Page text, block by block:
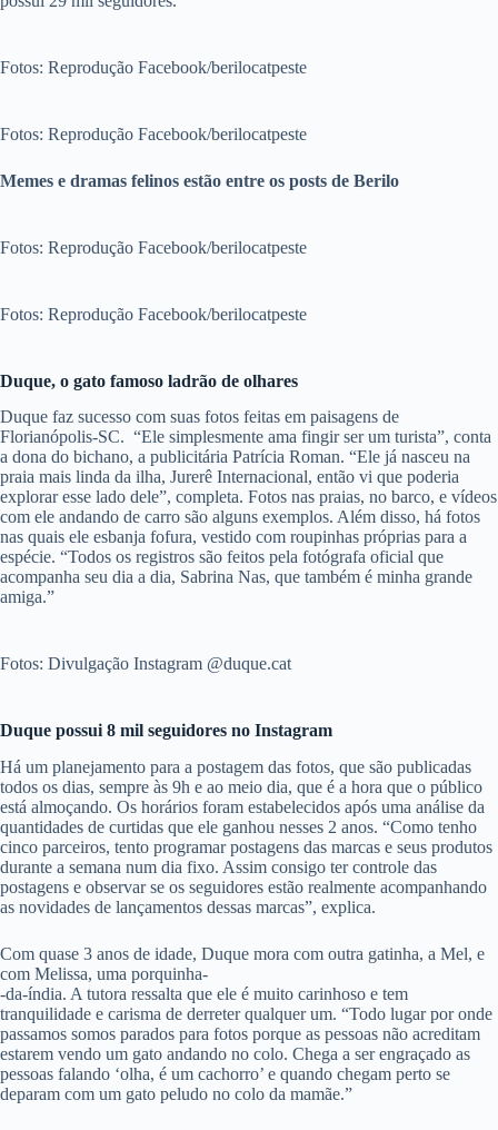
Fotos: Reprodução Facebook/berilocatpeste
Fotos: Reprodução Facebook/berilocatpeste
Memes e dramas felinos estão entre os posts de Berilo
Fotos: Reprodução Facebook/berilocatpeste
Fotos: Reprodução Facebook/berilocatpeste
Duque, o gato famoso ladrão de olhares
Duque faz sucesso com suas fotos feitas em paisagens de
Florianópolis-SC. “Ele simplesmente ama fingir ser um turista”, conta
a dona do bichano, a publicitária Patrícia Roman. “Ele já nasceu na
praia mais linda da ilha, Jurerê Internacional, então vi que poderia
explorar esse lado dele”, completa. Fotos nas praias, no barco, e vídeos
com ele andando de carro são alguns exemplos. Além disso, há fotos
nas quais ele esbanja fofura, vestido com roupinhas próprias para a
espécie. “Todos os registros são feitos pela fotógrafa oficial que
acompanha seu dia a dia, Sabrina Nas, que também é minha grande
amiga.”
Fotos: Divulgação Instagram @duque.cat
Duque possui 8 mil seguidores no Instagram
Há um planejamento para a postagem das fotos, que são publicadas
todos os dias, sempre às 9h e ao meio dia, que é a hora que o público
está almoçando. Os horários foram estabelecidos após uma análise da
quantidades de curtidas que ele ganhou nesses 2 anos. “Como tenho
cinco parceiros, tento programar postagens das marcas e seus produtos
durante a semana num dia fixo. Assim consigo ter controle das
postagens e observar se os seguidores estão realmente acompanhando
as novidades de lançamentos dessas marcas”, explica.
Com quase 3 anos de idade, Duque mora com outra gatinha, a Mel, e
com Melissa, uma porquinha-
-da-índia. A tutora ressalta que ele é muito carinhoso e tem
tranquilidade e carisma de derreter qualquer um. “Todo lugar por onde
passamos somos parados para fotos porque as pessoas não acreditam
estarem vendo um gato andando no colo. Chega a ser engraçado as
pessoas falando ‘olha, é um cachorro’ e quando chegam perto se
deparam com um gato peludo no colo da mamãe.”